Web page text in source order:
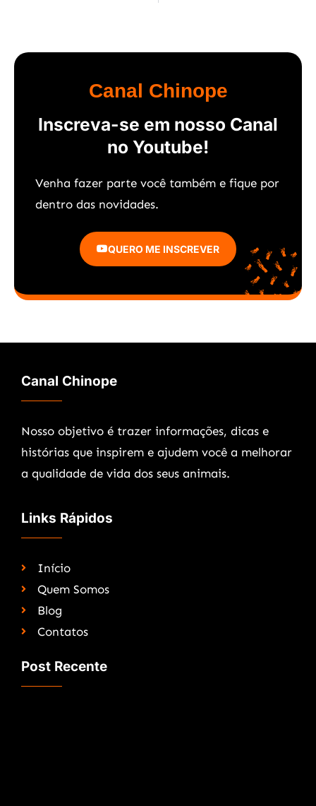
Canal Chinope
Inscreva-se em nosso Canal
no Youtube!
Venha fazer parte você também e fique por
dentro das novidades.
QUERO ME INSCREVER
Canal Chinope
Nosso objetivo é trazer informações, dicas e
histórias que inspirem e ajudem você a melhorar
a qualidade de vida dos seus animais.
Links Rápidos
Início
Quem Somos
Blog
Contatos
Post Recente